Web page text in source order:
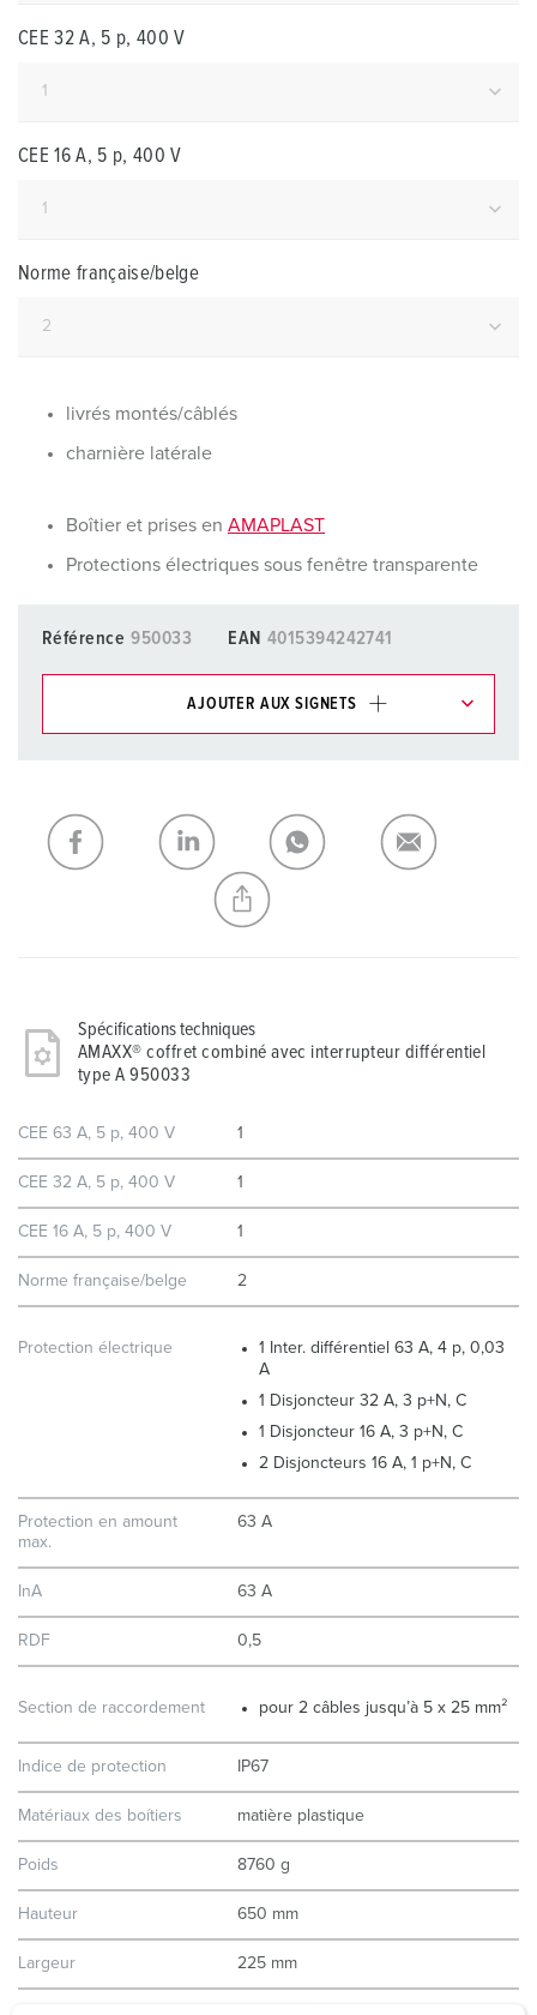
CEE 32 A, 5 p, 400 V
CEE 16 A, 5 p, 400 V
Norme française/belge
livrés montés/câblés
charnière latérale
Boîtier et prises en AMAPLAST
Protections électriques sous fenêtre transparente
Référence 950033 EAN 4015394242741
AJOUTER AUX SIGNETS
Ma liste AJOUTER
CRÉER UNE NOUVELLE LISTE
Spécifications techniques
AMAXX® coffret combiné avec interrupteur différentiel
type A 950033
CEE 63 A, 5 p, 400 V 1
CEE 32 A, 5 p, 400 V 1
CEE 16 A, 5 p, 400 V 1
Norme française/belge 2
Protection électrique
1 Inter. différentiel 63 A, 4 p, 0,03
A
1 Disjoncteur 32 A, 3 p+N, C
1 Disjoncteur 16 A, 3 p+N, C
2 Disjoncteurs 16 A, 1 p+N, C
Protection en amount
max.
63 A
InA 63 A
RDF 0,5
Section de raccordement pour 2 câbles jusqu’à 5 x 25 mm²
Indice de protection IP67
Matériaux des boítiers matière plastique
Poids 8760 g
Hauteur 650 mm
Largeur 225 mm